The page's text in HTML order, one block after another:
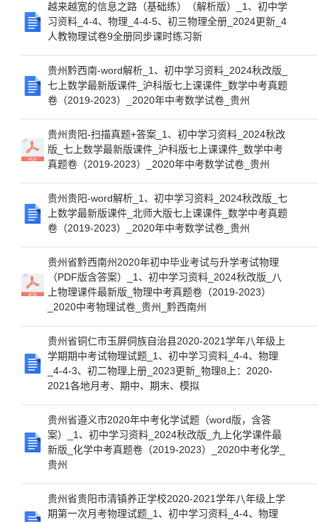
越来越宽的信息之路（基础练）（解析版）_1、初中学
习资料_4-4、物理_4-4-5、初三物理全册_2024更新_4
人教物理试卷9全册同步课时练习新
贵州黔西南-word解析_1、初中学习资料_2024秋改版_
七上数学最新版课件_沪科版七上课课件_数学中考真题
卷（2019-2023）_2020年中考数学试卷_贵州
贵州贵阳-扫描真题+答案_1、初中学习资料_2024秋改
版_七上数学最新版课件_沪科版七上课课件_数学中考
真题卷（2019-2023）_2020年中考数学试卷_贵州
贵州贵阳-word解析_1、初中学习资料_2024秋改版_七
上数学最新版课件_北师大版七上课课件_数学中考真题
卷（2019-2023）_2020年中考数学试卷_贵州
贵州省黔西南州2020年初中毕业考试与升学考试物理
（PDF版含答案）_1、初中学习资料_2024秋改版_八
上物理课件最新版_物理中考真题卷（2019-2023）
_2020中考物理试卷_贵州_黔西南州
贵州省铜仁市玉屏侗族自治县2020-2021学年八年级上
学期期中考试物理试题_1、初中学习资料_4-4、物理
_4-4-3、初二物理上册_2023更新_物理8上：2020-
2021各地月考、期中、期末、模拟
贵州省遵义市2020年中考化学试题（word版，含答
案）_1、初中学习资料_2024秋改版_九上化学课件最
新版_化学中考真题卷（2019-2023）_2020中考化学_
贵州
贵州省贵阳市清镇养正学校2020-2021学年八年级上学
期第一次月考物理试题_1、初中学习资料_4-4、物理